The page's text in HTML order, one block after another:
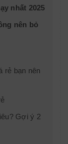
nhất 2025
nên bỏ
rẻ bạn nên
Gợi ý 2